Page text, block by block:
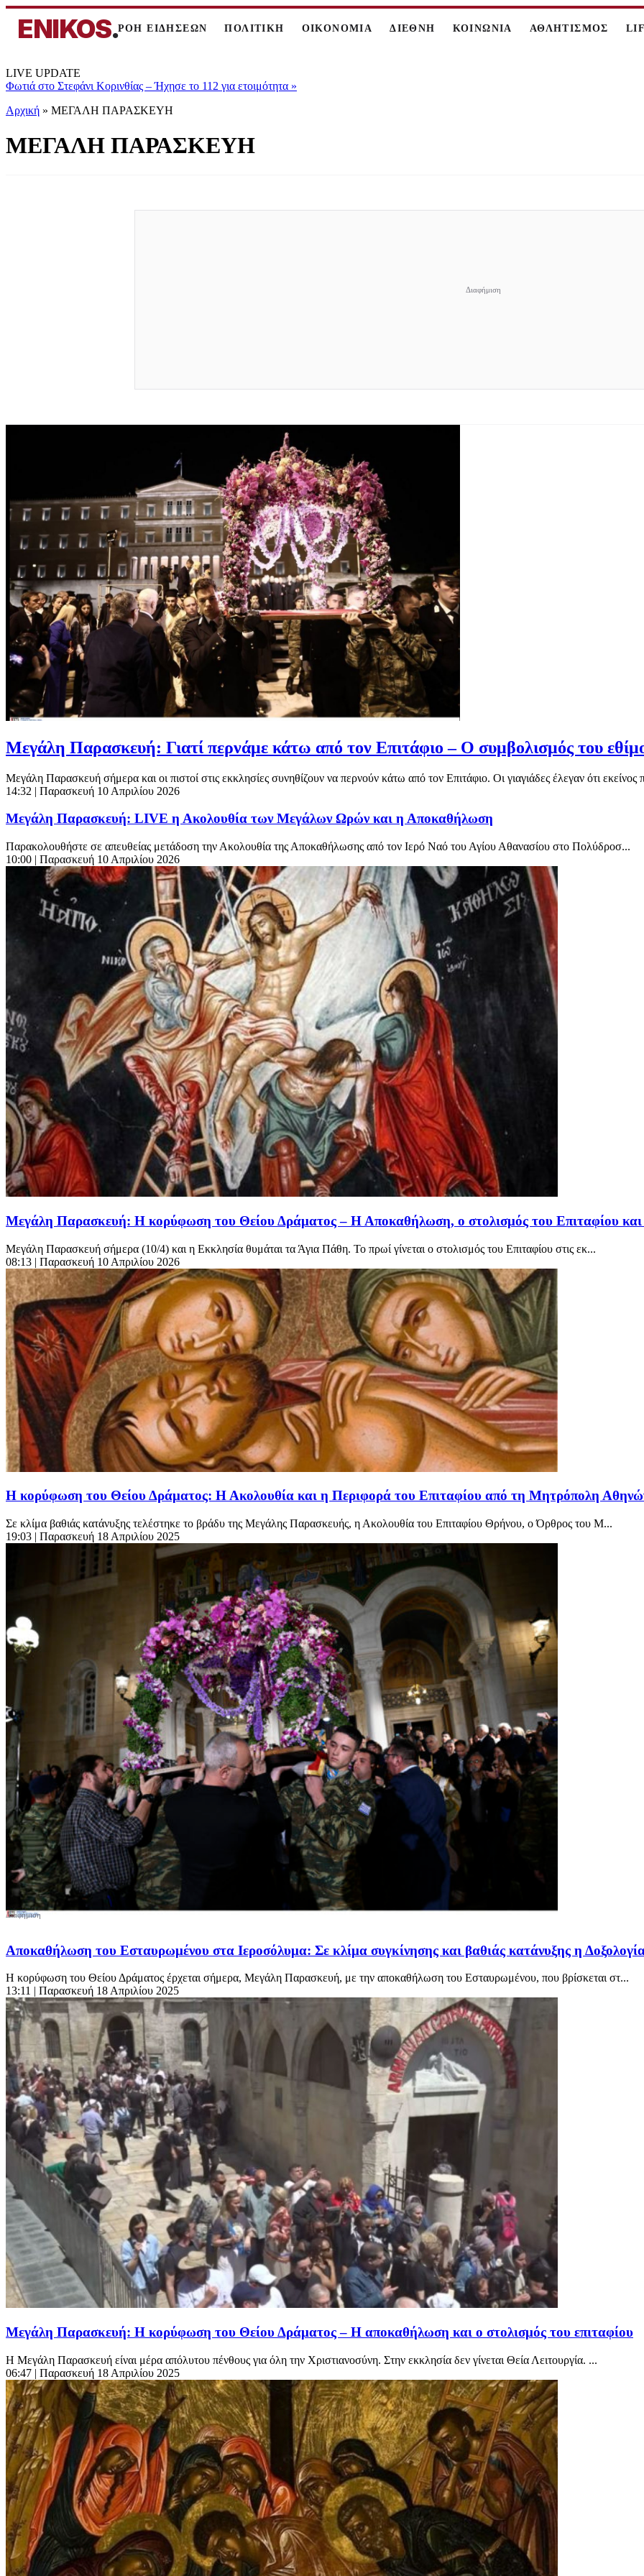
ENIKOS.ΡΟΗ ΕΙΔΗΣΕΩΝ ΠΟΛΙΤΙΚΗ ΟΙΚΟΝΟΜΙΑ ΔΙΕΘΝΗ ΚΟΙΝΩΝΙΑ ΑΘΛΗΤΙΣΜΟΣ
LIVE UPDATE
Φωτιά στο Στεφάνι Κορινθίας – Ήχησε το 112 για ετοιμότητα »
Αρχική » ΜΕΓΑΛΗ ΠΑΡΑΣΚΕΥΗ
ΜΕΓΑΛΗ ΠΑΡΑΣΚΕΥΗ
Μεγάλη Παρασκευή: Γιατί περνάμε κάτω από τον Επιτάφιο – Ο συμβολισμός του
Μεγάλη Παρασκευή σήμερα και οι πιστοί στις εκκλησίες συνηθίζουν να περνούν κάτω από τον Επιτάφιο. Οι γιαγιάδες έλεγαν ότι
14:32 | Παρασκευή 10 Απριλίου 2026
Μεγάλη Παρασκευή: LIVE η Ακολουθία των Μεγάλων Ωρών και η Αποκαθήλωση
Παρακολουθήστε σε απευθείας μετάδοση την Ακολουθία της Αποκαθήλωσης από τον Ιερό Ναό του Αγίου Αθανασίου στο Πολύδροσ...
10:00 | Παρασκευή 10 Απριλίου 2026
Μεγάλη Παρασκευή: Η κορύφωση του Θείου Δράματος – Η Αποκαθήλωση, ο στολισμός του Επιταφίου και
Μεγάλη Παρασκευή σήμερα (10/4) και η Εκκλησία θυμάται τα Άγια Πάθη. Το πρωί γίνεται ο στολισμός του Επιταφίου στις εκ...
08:13 | Παρασκευή 10 Απριλίου 2026
Η κορύφωση του Θείου Δράματος: Η Ακολουθία και η Περιφορά του Επιταφίου από τη Μητρόπολη
Σε κλίμα βαθιάς κατάνυξης τελέστηκε το βράδυ της Μεγάλης Παρασκευής, η Ακολουθία του Επιταφίου Θρήνου, ο Όρθρος του Μ...
19:03 | Παρασκευή 18 Απριλίου 2025
Αποκαθήλωση του Εσταυρωμένου στα Ιεροσόλυμα: Σε κλίμα συγκίνησης και βαθιάς κατάνυξης η Δοξολογία
Η κορύφωση του Θείου Δράματος έρχεται σήμερα, Μεγάλη Παρασκευή, με την αποκαθήλωση του Εσταυρωμένου, που βρίσκεται στ...
13:11 | Παρασκευή 18 Απριλίου 2025
Μεγάλη Παρασκευή: Η κορύφωση του Θείου Δράματος – Η αποκαθήλωση και ο στολισμός του επιταφίου
Η Μεγάλη Παρασκευή είναι μέρα απόλυτου πένθους για όλη την Χριστιανοσύνη. Στην εκκλησία δεν γίνεται Θεία Λειτουργία. ...
06:47 | Παρασκευή 18 Απριλίου 2025